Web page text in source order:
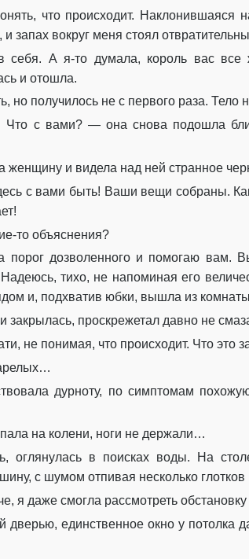
что происходит.
вокруг меня стоял
А я-то думала, король вас
и отошла.
но получилось не с первого раза. Тело
с вами? — она снова подошла
и видела над ней странное
с вами быть! Ваши вещи собраны.
то объяснения?
дозволенного и помогаю вам.
тихо, не напоминая его
и, подхватив юбки, вышла из
закрылась, проскрежетал давно не
не понимая, что происходит. Что это
дурноту, по симптомам
на колени, ноги не держали…
оглянулась в поисках воды. На
с шумом отпивая несколько
я даже смогла рассмотреть
дверью, единственное окно у